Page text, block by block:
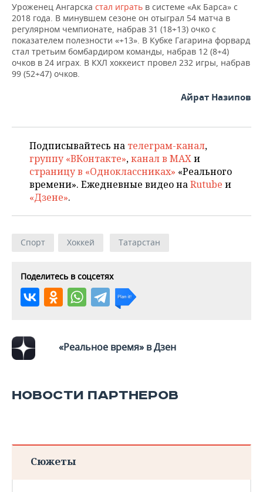
Уроженец Ангарска стал играть в системе «Ак Барса» с
2018 года. В минувшем сезоне он отыграл 54 матча в
регулярном чемпионате, набрав 31 (18+13) очко с
показателем полезности «+13». В Кубке Гагарина форвард
стал третьим бомбардиром команды, набрав 12 (8+4)
очков в 24 играх. В КХЛ хоккеист провел 232 игры, набрав
99 (52+47) очков.
Айрат Назипов
Подписывайтесь на телеграм-канал,
группу «ВКонтакте»,канал в MAXи
страницу в «Одноклассниках» «Реального
времени». Ежедневные видео наRutube и
«Дзене».
Спорт Хоккей Татарстан
Поделитесь в соцсетях
«Реальное время» в Дзен
НОВОСТИ ПАРТНЕРОВ
Сюжеты